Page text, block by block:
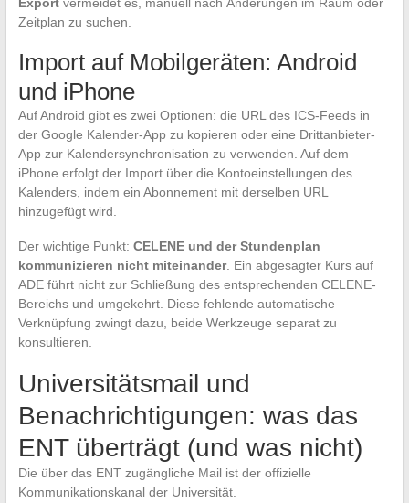
Exportvermeidet es, manuell nach Änderungen im Raum oder
Zeitplan zu suchen.
Import auf Mobilgeräten: Android
und iPhone
Auf Android gibt es zwei Optionen: die URL des ICS-Feeds in
der Google Kalender-App zu kopieren oder eine Drittanbieter-
App zur Kalendersynchronisation zu verwenden. Auf dem
iPhone erfolgt der Import über die Kontoeinstellungen des
Kalenders, indem ein Abonnement mit derselben URL
hinzugefügt wird.
Der wichtige Punkt: CELENE und der Stundenplan
kommunizieren nicht miteinander. Ein abgesagter Kurs auf
ADE führt nicht zur Schließung des entsprechenden CELENE-
Bereichs und umgekehrt. Diese fehlende automatische
Verknüpfung zwingt dazu, beide Werkzeuge separat zu
konsultieren.
Universitätsmail und
Benachrichtigungen: was das
ENT überträgt (und was nicht)
Die über das ENT zugängliche Mail ist der offizielle
Kommunikationskanal der Universität.